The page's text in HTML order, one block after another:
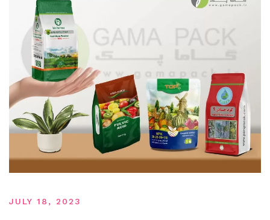
JULY 18, 2023